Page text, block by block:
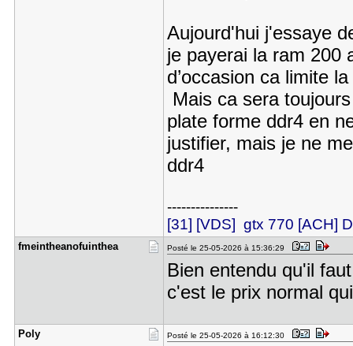
Aujourd'hui j'essaye
je payerai la ram 200
d’occasion ca limite
Mais ca sera
plate forme ddr4 en
justifier, mais je ne
ddr4
---------------
[31] [VDS] gtx 770 [ACH]
fmeinthean​ofuinthea Posté le 25-05-2026 à 15:36:29
Bien entendu qu'il
c'est le prix normal
Poly Posté le 25-05-2026 à 16:12:30